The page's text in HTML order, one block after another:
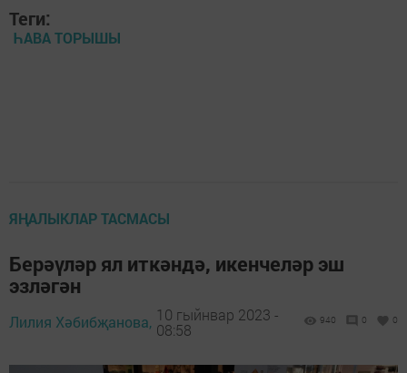
Теги:
ҺАВА ТОРЫШЫ
ЯҢАЛЫКЛАР ТАСМАСЫ
Берәүләр ял иткәндә, икенчеләр эш
эзләгән
Лилия Хәбибҗанова, 10 гыйнвар 2023 -
08:58
940 0 0